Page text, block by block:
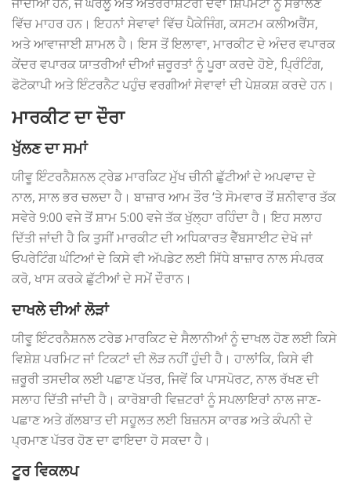
ਵਿੱਚ ਮਾਹਰ ਹਨ। ਇਹਨਾਂ ਸੇਵਾਵਾਂ ਵਿੱਚ ਪੈਕੇਜਿੰਗ, ਕਸਟਮ ਕਲੀਅਰੈਂਸ,
ਅਤੇ ਆਵਾਜਾਈ ਸ਼ਾਮਲ ਹੈ। ਇਸ ਤੋਂ ਇਲਾਵਾ, ਮਾਰਕੀਟ ਦੇ ਅੰਦਰ ਵਪਾਰਕ
ਕੇਂਦਰ ਵਪਾਰਕ ਯਾਤਰੀਆਂ ਦੀਆਂ ਜ਼ਰੂਰਤਾਂ ਨੂੰ ਪੂਰਾ ਕਰਦੇ ਹੋਏ, ਪ੍ਰਿੰਟਿੰਗ,
ਫੋਟੋਕਾਪੀ ਅਤੇ ਇੰਟਰਨੈਟ ਪਹੁੰਚ ਵਰਗੀਆਂ ਸੇਵਾਵਾਂ ਦੀ ਪੇਸ਼ਕਸ਼ ਕਰਦੇ ਹਨ।
ਮਾਰਕੀਟ ਦਾ ਦੌਰਾ
ਖੁੱਲਣ ਦਾ ਸਮਾਂ
ਯੀਵੂ ਇੰਟਰਨੈਸ਼ਨਲ ਟ੍ਰੇਡ ਮਾਰਕਿਟ ਮੁੱਖ ਚੀਨੀ ਛੁੱਟੀਆਂ ਦੇ ਅਪਵਾਦ ਦੇ
ਨਾਲ, ਸਾਲ ਭਰ ਚਲਦਾ ਹੈ। ਬਾਜ਼ਾਰ ਆਮ ਤੌਰ ‘ਤੇ ਸੋਮਵਾਰ ਤੋਂ ਸ਼ਨੀਵਾਰ ਤੱਕ
ਸਵੇਰੇ 9:00 ਵਜੇ ਤੋਂ ਸ਼ਾਮ 5:00 ਵਜੇ ਤੱਕ ਖੁੱਲ੍ਹਾ ਰਹਿੰਦਾ ਹੈ। ਇਹ ਸਲਾਹ
ਦਿੱਤੀ ਜਾਂਦੀ ਹੈ ਕਿ ਤੁਸੀਂ ਮਾਰਕੀਟ ਦੀ ਅਧਿਕਾਰਤ ਵੈੱਬਸਾਈਟ ਦੇਖੋ ਜਾਂ
ਓਪਰੇਟਿੰਗ ਘੰਟਿਆਂ ਦੇ ਕਿਸੇ ਵੀ ਅੱਪਡੇਟ ਲਈ ਸਿੱਧੇ ਬਾਜ਼ਾਰ ਨਾਲ ਸੰਪਰਕ
ਕਰੋ, ਖਾਸ ਕਰਕੇ ਛੁੱਟੀਆਂ ਦੇ ਸਮੇਂ ਦੌਰਾਨ।
ਦਾਖਲੇ ਦੀਆਂ ਲੋੜਾਂ
ਯੀਵੂ ਇੰਟਰਨੈਸ਼ਨਲ ਟਰੇਡ ਮਾਰਕਿਟ ਦੇ ਸੈਲਾਨੀਆਂ ਨੂੰ ਦਾਖਲ ਹੋਣ ਲਈ ਕਿਸੇ
ਵਿਸ਼ੇਸ਼ ਪਰਮਿਟ ਜਾਂ ਟਿਕਟਾਂ ਦੀ ਲੋੜ ਨਹੀਂ ਹੁੰਦੀ ਹੈ। ਹਾਲਾਂਕਿ, ਕਿਸੇ ਵੀ
ਜ਼ਰੂਰੀ ਤਸਦੀਕ ਲਈ ਪਛਾਣ ਪੱਤਰ, ਜਿਵੇਂ ਕਿ ਪਾਸਪੋਰਟ, ਨਾਲ ਰੱਖਣ ਦੀ
ਸਲਾਹ ਦਿੱਤੀ ਜਾਂਦੀ ਹੈ। ਕਾਰੋਬਾਰੀ ਵਿਜ਼ਟਰਾਂ ਨੂੰ ਸਪਲਾਇਰਾਂ ਨਾਲ ਜਾਣ-
ਪਛਾਣ ਅਤੇ ਗੱਲਬਾਤ ਦੀ ਸਹੂਲਤ ਲਈ ਬਿਜ਼ਨਸ ਕਾਰਡ ਅਤੇ ਕੰਪਨੀ ਦੇ
ਪ੍ਰਮਾਣ ਪੱਤਰ ਹੋਣ ਦਾ ਫਾਇਦਾ ਹੋ ਸਕਦਾ ਹੈ।
ਟੂਰ ਵਿਕਲਪ